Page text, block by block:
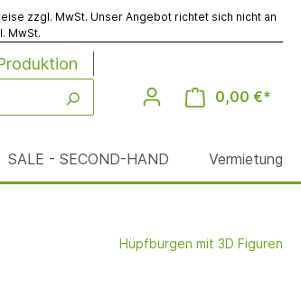
zzgl. MwSt. Unser Angebot richtet sich nicht an
MwSt.
0,00 €*
SALE - SECOND-HAND Vermietung
Hüpfburgen mit 3D Figuren